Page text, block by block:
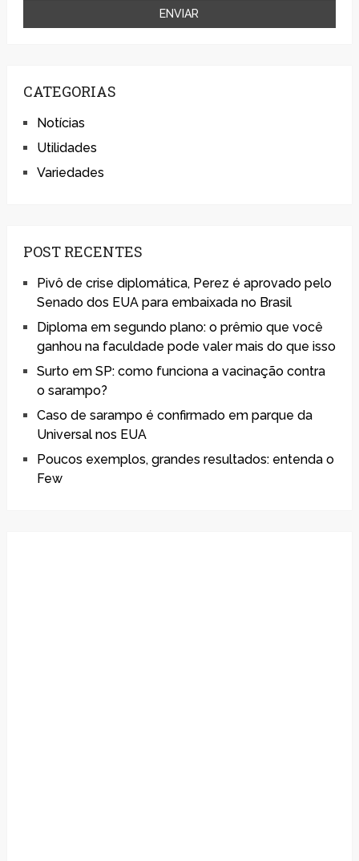
CATEGORIAS
Notícias
Utilidades
Variedades
POST RECENTES
Pivô de crise diplomática, Perez é aprovado pelo
Senado dos EUA para embaixada no Brasil
Diploma em segundo plano: o prêmio que você
ganhou na faculdade pode valer mais do que isso
Surto em SP: como funciona a vacinação contra
o sarampo?
Caso de sarampo é confirmado em parque da
Universal nos EUA
Poucos exemplos, grandes resultados: entenda o
Few